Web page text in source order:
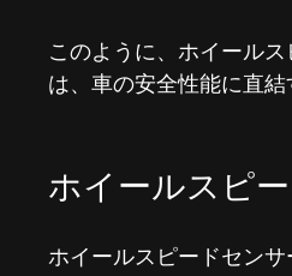
このように、ホイール
は、車の安全性能に直結
ホイールスピ
ホイールスピードセン